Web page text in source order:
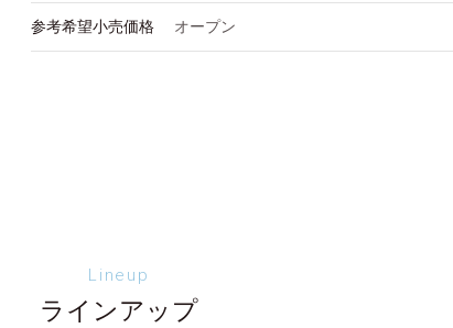
参考希望小売価格 オープン
Lineup
ラインアップ